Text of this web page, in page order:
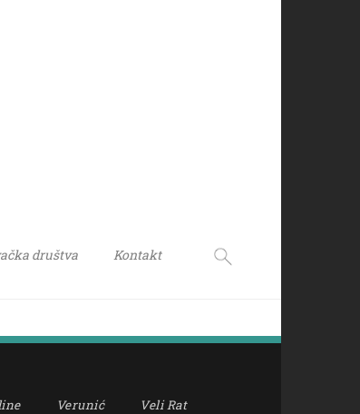
društva Kontakt
Verunić Veli Rat